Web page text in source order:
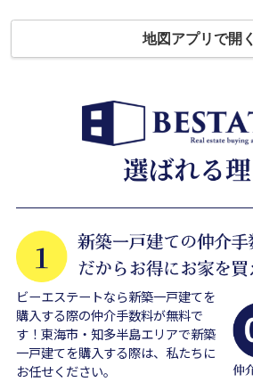
地図アプリで開く
ビーエステートなら新築一戸建てを
購入する際の仲介手数料が無料で
す！東海市・知多半島エリアで新築
一戸建てを購入する際は、私たちに
お任せください。